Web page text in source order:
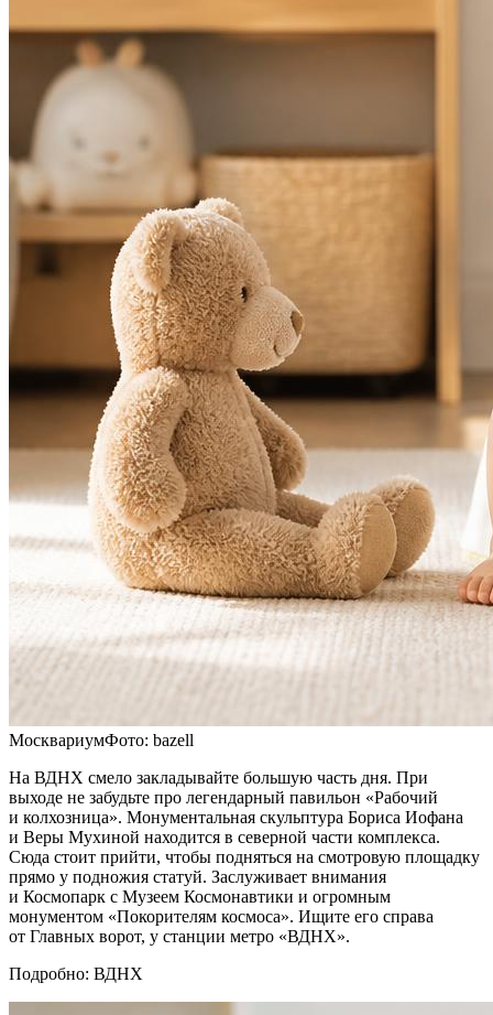
МосквариумФото: bazell
На ВДНХ смело закладывайте большую часть дня. При
выходе не забудьте про легендарный павильон «Рабочий
и колхозница». Монументальная скульптура Бориса Иофана
и Веры Мухиной находится в северной части комплекса.
Сюда стоит прийти, чтобы подняться на смотровую площадку
прямо у подножия статуй. Заслуживает внимания
и Космопарк с Музеем Космонавтики и огромным
монументом «Покорителям космоса». Ищите его справа
от Главных ворот, у станции метро «ВДНХ».
Подробно: ВДНХ